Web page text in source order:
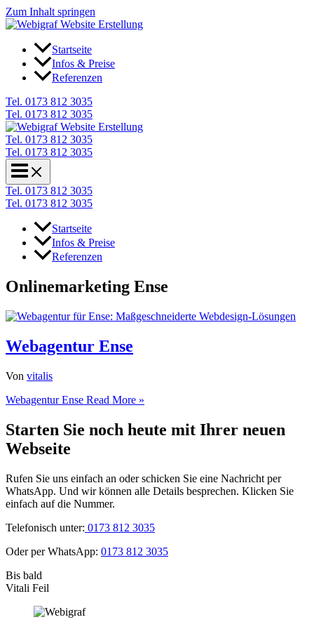
Zum Inhalt springen
Startseite
Infos & Preise
Referenzen
Tel. 0173 812 3035
Tel. 0173 812 3035
Tel. 0173 812 3035
Tel. 0173 812 3035
Tel. 0173 812 3035
Tel. 0173 812 3035
Startseite
Infos & Preise
Referenzen
Onlinemarketing Ense
Webagentur Ense
Von vitalis
Webagentur Ense Read More »
Starten Sie noch heute mit Ihrer neuen
Webseite
Rufen Sie uns einfach an oder schicken Sie eine Nachricht per
WhatsApp. Und wir können alle Details besprechen. Klicken Sie
einfach auf die Nummer.
Telefonisch unter: 0173 812 3035
Oder per WhatsApp: 0173 812 3035
Bis bald
Vitali Feil